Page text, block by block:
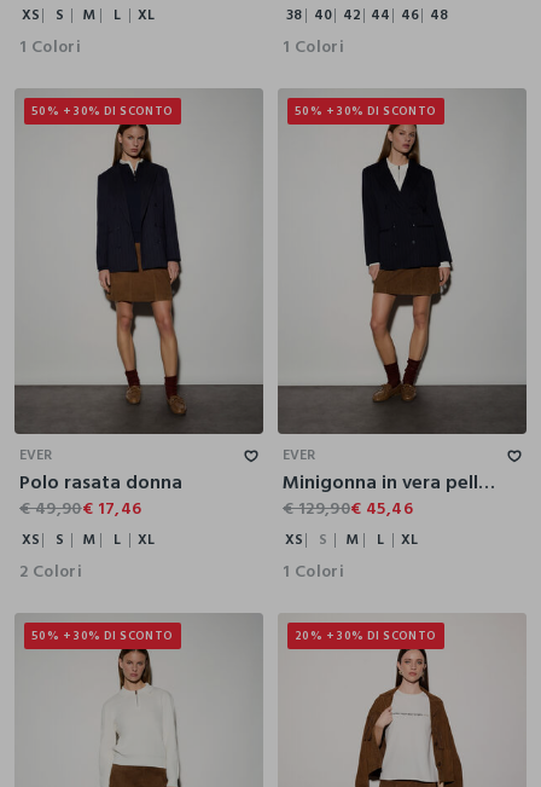
XS S M L XL
1 Colori
38 40 42 44 46 48
1 Colori
50% + 30% DI SCONTO
EVER
Polo rasata donna
€ 49,90€ 17,46
XS S M L XL
2 Colori
50% + 30% DI SCONTO
EVER
Minigonna in vera pelle scamosciata donna
€ 129,90€ 45,46
XS S M L XL
1 Colori
50% + 30% DI SCONTO 20% + 30% DI SCONTO